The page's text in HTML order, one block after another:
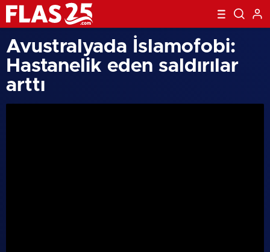
Avustralyada İslamofobi:
Hastanelik eden saldırılar
arttı